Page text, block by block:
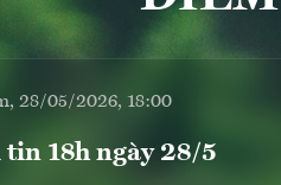
28/05/2026, 18:00
18h ngày 28/5